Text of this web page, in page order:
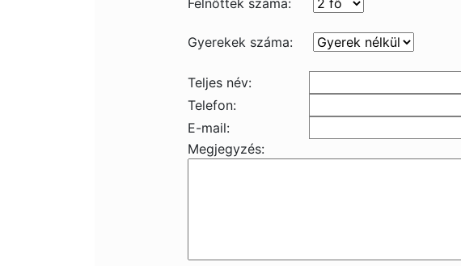
Felnőttek száma:
Gyerekek száma:
Teljes név:
Telefon:
E-mail:
Megjegyzés: